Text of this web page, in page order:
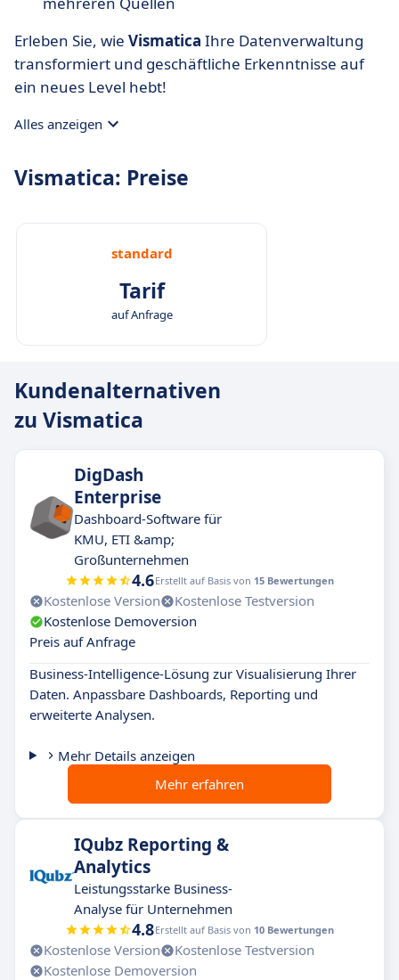
Erleben Sie, wie Vismatica Ihre Datenverwaltung
transformiert und geschäftliche Erkenntnisse auf
ein neues Level hebt!
Alles anzeigen
Vismatica: Preise
standard
Tarif
auf Anfrage
Kundenalternativen
zu Vismatica
DigDash
Enterprise
Dashboard-Software für
KMU, ETI &amp;
Großunternehmen
4.6Erstellt auf Basis von 15 Bewertungen
Kostenlose Version
Kostenlose Testversion
Kostenlose Demoversion
Preis auf Anfrage
Business-Intelligence-Lösung zur Visualisierung Ihrer
Daten. Anpassbare Dashboards, Reporting und
erweiterte Analysen.
Mehr Details anzeigen
Mehr erfahren
IQubz Reporting &
Analytics
Leistungsstarke Business-
Analyse für Unternehmen
4.8Erstellt auf Basis von 10 Bewertungen
Kostenlose Version
Kostenlose Testversion
Kostenlose Demoversion